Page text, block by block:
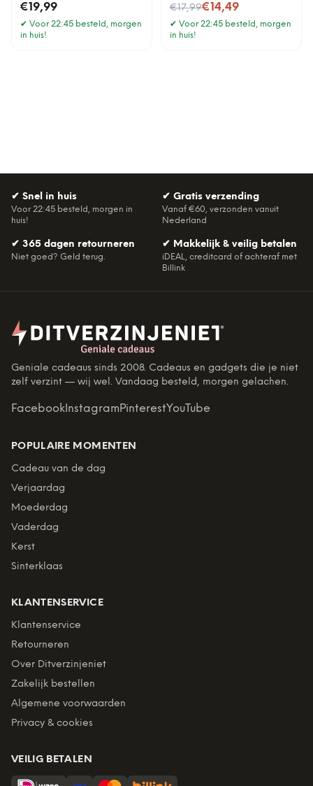
€19,99
✔ Voor 22:45 besteld, morgen
in huis!
€17,99
Nu voor€14,49
✔ Voor 22:45 besteld, morgen
in huis!
✔ Snel in huis
Voor 22:45 besteld, morgen in
huis!
✔ Gratis verzending
Vanaf €60, verzonden vanuit
Nederland
✔ 365 dagen retourneren
Niet goed? Geld terug.
✔ Makkelijk & veilig betalen
iDEAL, creditcard of achteraf met
Billink
Geniale cadeaus sinds 2008. Cadeaus en gadgets die je niet
zelf verzint — wij wel. Vandaag besteld, morgen gelachen.
Facebook InstagramPinterestYouTube
POPULAIRE MOMENTEN
Cadeau van de dag
Verjaardag
Moederdag
Vaderdag
Kerst
Sinterklaas
KLANTENSERVICE
Klantenservice
Retourneren
Over Ditverzinjeniet
Zakelijk bestellen
Algemene voorwaarden
Privacy & cookies
VEILIG BETALEN